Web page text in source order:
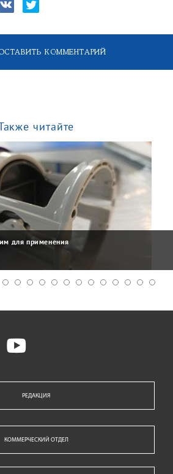
КОММЕНТАРИЙ
читайте
для применения
РЕДАКЦИЯ
КОММЕРЧЕСКИЙ ОТДЕЛ